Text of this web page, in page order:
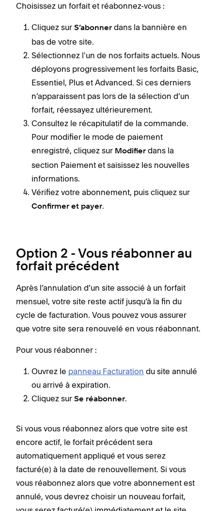
Choisissez un forfait et réabonnez-vous :
Cliquez sur S’abonner dans la bannière en
bas de votre site.
Sélectionnez lʼun de nos forfaits actuels. Nous
déployons progressivement les forfaits Basic,
Essentiel, Plus et Advanced. Si ces derniers
n’apparaissent pas lors de la sélection d’un
forfait, réessayez ultérieurement.
Consultez le récapitulatif de la commande.
Pour modifier le mode de paiement
enregistré, cliquez sur Modifier dans la
section Paiement et saisissez les nouvelles
informations.
Vérifiez votre abonnement, puis cliquez sur
Confirmer et payer.
Option 2 - Vous réabonner au
forfait précédent
Après l’annulation d’un site associé à un forfait
mensuel, votre site reste actif jusqu’à la fin du
cycle de facturation. Vous pouvez vous assurer
que votre site sera renouvelé en vous réabonnant.
Pour vous réabonner :
Ouvrez le panneau Facturation du site annulé
ou arrivé à expiration.
Cliquez sur Se réabonner.
Si vous vous réabonnez alors que votre site est
encore actif, le forfait précédent sera
automatiquement appliqué et vous serez
facturé(e) à la date de renouvellement. Si vous
vous réabonnez alors que votre abonnement est
annulé, vous devrez choisir un nouveau forfait,